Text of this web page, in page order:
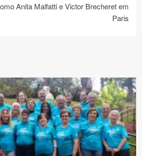
Anita Malfatti e Victor Brecheret em
Paris